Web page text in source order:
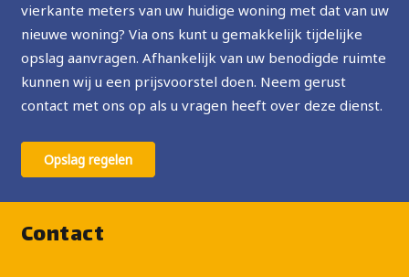
vierkante meters van uw huidige woning met dat van uw
nieuwe woning? Via ons kunt u gemakkelijk tijdelijke
opslag aanvragen. Afhankelijk van uw benodigde ruimte
kunnen wij u een prijsvoorstel doen. Neem gerust
contact met ons op als u vragen heeft over deze dienst.
Opslag regelen
Contact